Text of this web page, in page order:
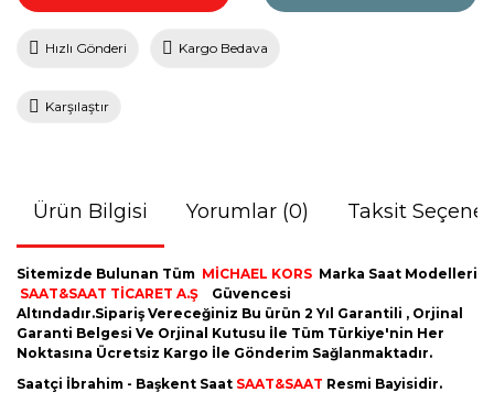
Hızlı Gönderi Kargo Bedava
Karşılaştır
Ürün Bilgisi Yorumlar (0) Taksit
Sitemizde Bulunan Tüm MİCHAEL KORS Marka Saat Modelleri
SAAT&SAAT TİCARET A.Ş
Güvencesi
Altındadır.Sipariş Vereceğiniz Bu ürün 2 Yıl Garantili , Orjinal
Garanti Belgesi Ve Orjinal Kutusu İle Tüm Türkiye'nin Her
Noktasına Ücretsiz Kargo İle Gönderim Sağlanmaktadır.
Saatçi İbrahim - Başkent Saat SAAT&SAAT Resmi Bayisidir.